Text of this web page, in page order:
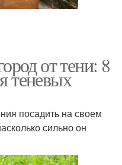
от тени: 8
теневых
посадить на своем
сильно он